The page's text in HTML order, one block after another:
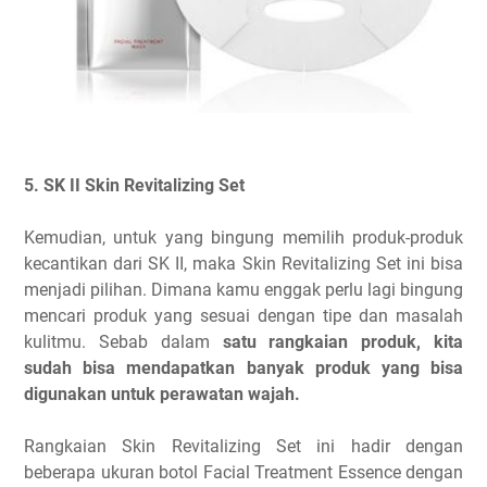
5. SK II Skin Revitalizing Set
Kemudian, untuk yang bingung memilih produk-produk
kecantikan dari SK II, maka Skin Revitalizing Set ini bisa
menjadi pilihan. Dimana kamu enggak perlu lagi bingung
mencari produk yang sesuai dengan tipe dan masalah
kulitmu. Sebab dalam satu rangkaian produk, kita
sudah bisa mendapatkan banyak produk yang bisa
digunakan untuk perawatan wajah.
Rangkaian Skin Revitalizing Set ini hadir dengan
beberapa ukuran botol Facial Treatment Essence dengan